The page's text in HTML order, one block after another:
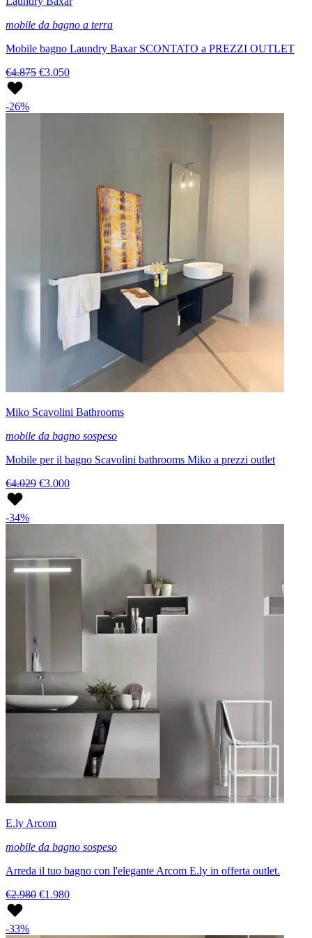
mobile da bagno a terra
Mobile bagno Laundry Baxar SCONTATO a PREZZI OUTLET
€4.875 €3.050
-26%
Miko Scavolini Bathrooms
mobile da bagno sospeso
Mobile per il bagno Scavolini bathrooms Miko a prezzi outlet
€4.029 €3.000
-34%
E.ly Arcom
mobile da bagno sospeso
Arreda il tuo bagno con l'elegante Arcom E.ly in offerta outlet.
€2.980 €1.980
-33%